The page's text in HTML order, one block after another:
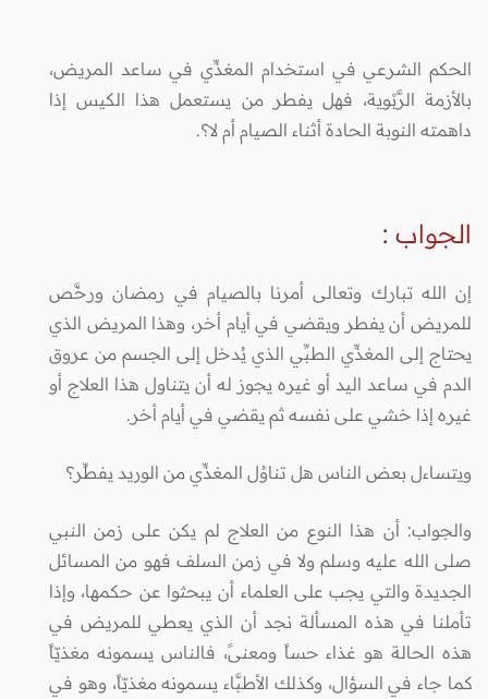
الحكم الشرعي في استخدام المغذِّي في ساعد المريض،
بالأزمة الرَّبْوية، فهل يفطر من يستعمل هذا الكيس إذا
داهمته النوبة الحادة أثناء الصيام أم لا؟.
الجواب :
إن الله تبارك وتعالى أمرنا بالصيام في رمضان ورخَّص
للمريض أن يفطر ويقضي في أيام أخر، وهذا المريض الذي
يحتاج إلى المغذِّي الطبِّي الذي يُدخل إلى الجسم من عروق
الدم في ساعد اليد أو غيره يجوز له أن يتناول هذا العلاج أو
غيره إذا خشي على نفسه ثم يقضي في أيام أخر.
ويتساءل بعض الناس هل تناوُل المغذِّي من الوريد يفطِّر؟
والجواب: أن هذا النوع من العلاج لم يكن على زمن النبي
صلى الله عليه وسلم ولا في زمن السلف فهو من المسائل
الجديدة والتي يجب على العلماء أن يبحثوا عن حكمها، وإذا
تأملنا في هذه المسألة نجد أن الذي يعطي للمريض في
هذه الحالة هو غذاء حساً ومعنىً، فالناس يسمونه مغذيّاً
كما جاء في السؤال، وكذلك الأطبَّاء يسمونه مغذيّاً، وهو في